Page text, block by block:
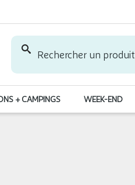
Rechercher un produit
+ CAMPINGS WEEK-END